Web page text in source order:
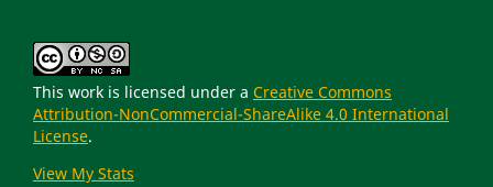
This work is licensed under a Creative Commons
Attribution-NonCommercial-ShareAlike 4.0 International
License.
View My Stats